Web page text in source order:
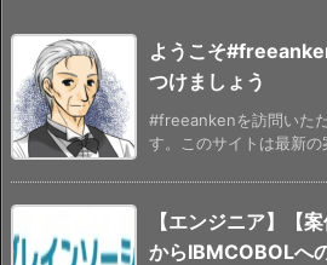
ようこそ
つけましょう
#freeankenを訪問いた
す。このサイトは最新の
【エンジニア】【
からIBMCOBOLへ